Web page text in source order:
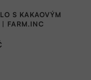
S KAKAOVÝM
| FARM.INC